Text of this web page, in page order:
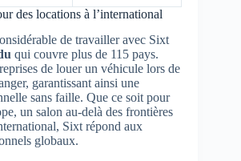
des locations à l’international
de travailler avec Sixt
qui couvre plus de 115 pays.
de louer un véhicule lors de
garantissant ainsi une
sans faille. Que ce soit pour
un salon au-delà des frontières
Sixt répond aux
globaux.